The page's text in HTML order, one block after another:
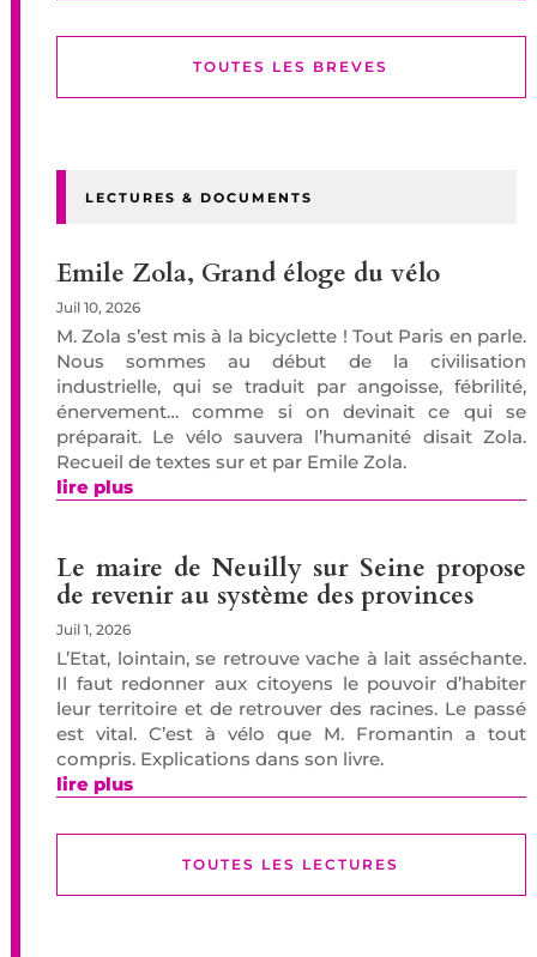
TOUTES LES BREVES
LECTURES & DOCUMENTS
Emile Zola, Grand éloge du vélo
Juil 10, 2026
M. Zola s’est mis à la bicyclette ! Tout Paris en parle.
Nous sommes au début de la civilisation
industrielle, qui se traduit par angoisse, fébrilité,
énervement… comme si on devinait ce qui se
préparait. Le vélo sauvera l’humanité disait Zola.
Recueil de textes sur et par Emile Zola.
lire plus
Le maire de Neuilly sur Seine propose
de revenir au système des provinces
Juil 1, 2026
L’Etat, lointain, se retrouve vache à lait asséchante.
Il faut redonner aux citoyens le pouvoir d’habiter
leur territoire et de retrouver des racines. Le passé
est vital. C’est à vélo que M. Fromantin a tout
compris. Explications dans son livre.
lire plus
TOUTES LES LECTURES